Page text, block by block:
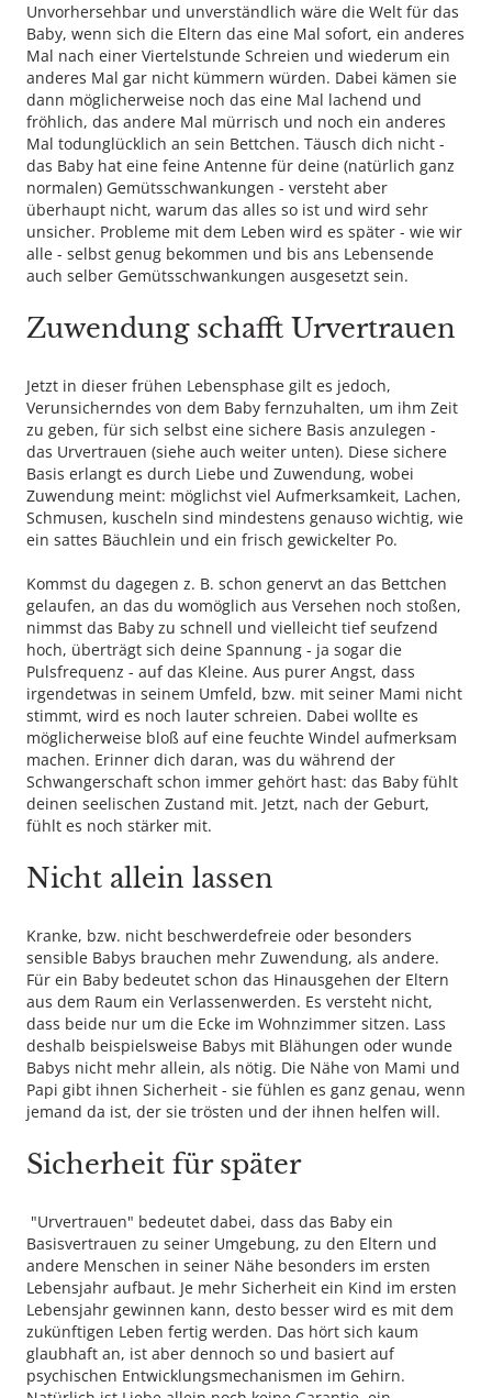
Unvorhersehbar und unverständlich wäre die Welt für das
Baby, wenn sich die Eltern das eine Mal sofort, ein anderes
Mal nach einer Viertelstunde Schreien und wiederum ein
anderes Mal gar nicht kümmern würden. Dabei kämen sie
dann möglicherweise noch das eine Mal lachend und
fröhlich, das andere Mal mürrisch und noch ein anderes
Mal todunglücklich an sein Bettchen. Täusch dich nicht -
das Baby hat eine feine Antenne für deine (natürlich ganz
normalen) Gemütsschwankungen - versteht aber
überhaupt nicht, warum das alles so ist und wird sehr
unsicher. Probleme mit dem Leben wird es später - wie wir
alle - selbst genug bekommen und bis ans Lebensende
auch selber Gemütsschwankungen ausgesetzt sein.
Zuwendung schafft Urvertrauen
Jetzt in dieser frühen Lebensphase gilt es jedoch,
Verunsicherndes von dem Baby fernzuhalten, um ihm Zeit
zu geben, für sich selbst eine sichere Basis anzulegen -
das Urvertrauen (siehe auch weiter unten). Diese sichere
Basis erlangt es durch Liebe und Zuwendung, wobei
Zuwendung meint: möglichst viel Aufmerksamkeit, Lachen,
Schmusen, kuscheln sind mindestens genauso wichtig, wie
ein sattes Bäuchlein und ein frisch gewickelter Po.
Kommst du dagegen z. B. schon genervt an das Bettchen
gelaufen, an das du womöglich aus Versehen noch stoßen,
nimmst das Baby zu schnell und vielleicht tief seufzend
hoch, überträgt sich deine Spannung - ja sogar die
Pulsfrequenz - auf das Kleine. Aus purer Angst, dass
irgendetwas in seinem Umfeld, bzw. mit seiner Mami nicht
stimmt, wird es noch lauter schreien. Dabei wollte es
möglicherweise bloß auf eine feuchte Windel aufmerksam
machen. Erinner dich daran, was du während der
Schwangerschaft schon immer gehört hast: das Baby fühlt
deinen seelischen Zustand mit. Jetzt, nach der Geburt,
fühlt es noch stärker mit.
Nicht allein lassen
Kranke, bzw. nicht beschwerdefreie oder besonders
sensible Babys brauchen mehr Zuwendung, als andere.
Für ein Baby bedeutet schon das Hinausgehen der Eltern
aus dem Raum ein Verlassenwerden. Es versteht nicht,
dass beide nur um die Ecke im Wohnzimmer sitzen. Lass
deshalb beispielsweise Babys mit Blähungen oder wunde
Babys nicht mehr allein, als nötig. Die Nähe von Mami und
Papi gibt ihnen Sicherheit - sie fühlen es ganz genau, wenn
jemand da ist, der sie trösten und der ihnen helfen will.
Sicherheit für später
"Urvertrauen" bedeutet dabei, dass das Baby ein
Basisvertrauen zu seiner Umgebung, zu den Eltern und
andere Menschen in seiner Nähe besonders im ersten
Lebensjahr aufbaut. Je mehr Sicherheit ein Kind im ersten
Lebensjahr gewinnen kann, desto besser wird es mit dem
zukünftigen Leben fertig werden. Das hört sich kaum
glaubhaft an, ist aber dennoch so und basiert auf
psychischen Entwicklungsmechanismen im Gehirn.